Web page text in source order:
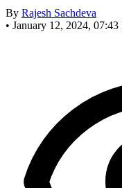
By Rajesh Sachdeva
• January 12, 2024, 07:43